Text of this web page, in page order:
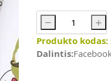
produkto
kiekis:
JŪRŲ
- +
Produkto kodas:
Dalintis: